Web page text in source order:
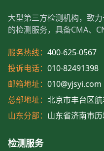
大型第三方检测机构，致
的检测服务，具备CMA、
服务热线： 400-625-0567
投诉电话： 010-82491398
邮箱地址： 010@yjsyi.com
总部地址： 北京市丰台区
山东分部： 山东省济南市
检测服务